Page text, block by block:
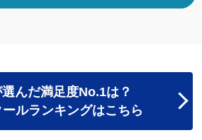
んだ満足度No.1は？
ルランキングはこちら